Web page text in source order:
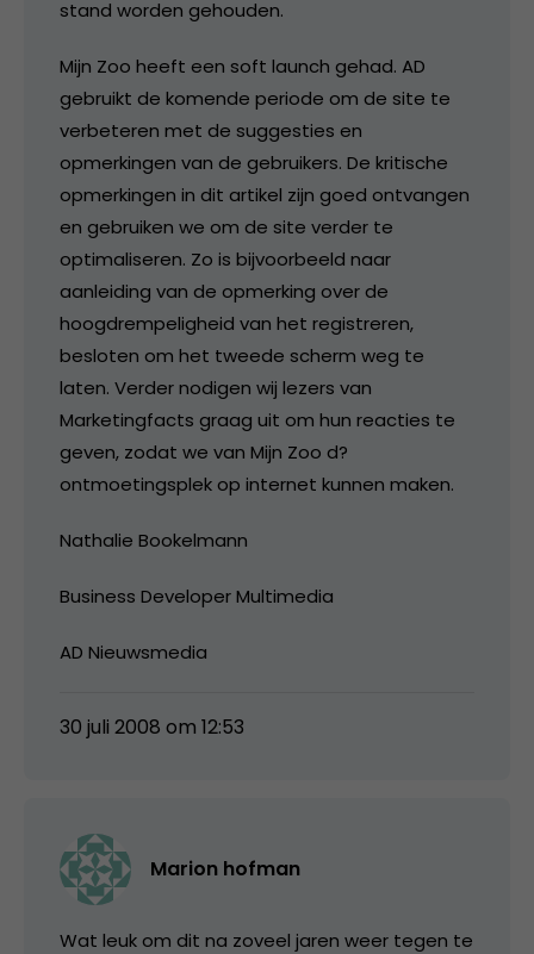
stand worden gehouden.
Mijn Zoo heeft een soft launch gehad. AD
gebruikt de komende periode om de site te
verbeteren met de suggesties en
opmerkingen van de gebruikers. De kritische
opmerkingen in dit artikel zijn goed ontvangen
en gebruiken we om de site verder te
optimaliseren. Zo is bijvoorbeeld naar
aanleiding van de opmerking over de
hoogdrempeligheid van het registreren,
besloten om het tweede scherm weg te
laten. Verder nodigen wij lezers van
Marketingfacts graag uit om hun reacties te
geven, zodat we van Mijn Zoo d?
ontmoetingsplek op internet kunnen maken.
Nathalie Bookelmann
Business Developer Multimedia
AD Nieuwsmedia
30 juli 2008 om 12:53
Marion hofman
Wat leuk om dit na zoveel jaren weer tegen te